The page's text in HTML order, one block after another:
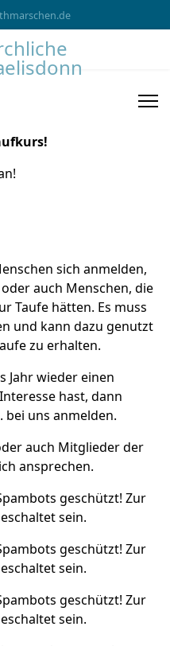
sich anmelden,
auch Menschen, die
Taufe hätten. Es muss
und kann dazu genutzt
zu erhalten.
Jahr wieder einen
hast, dann
bei uns anmelden.
auch Mitglieder der
ansprechen.
geschützt! Zur
sein.
geschützt! Zur
sein.
geschützt! Zur
sein.